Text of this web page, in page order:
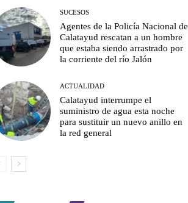
SUCESOS
Agentes de la Policía Nacional de
Calatayud rescatan a un hombre
que estaba siendo arrastrado por
la corriente del río Jalón
ACTUALIDAD
Calatayud interrumpe el
suministro de agua esta noche
para sustituir un nuevo anillo en
la red general